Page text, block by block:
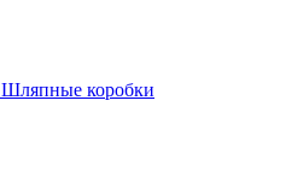
Шляпные коробки